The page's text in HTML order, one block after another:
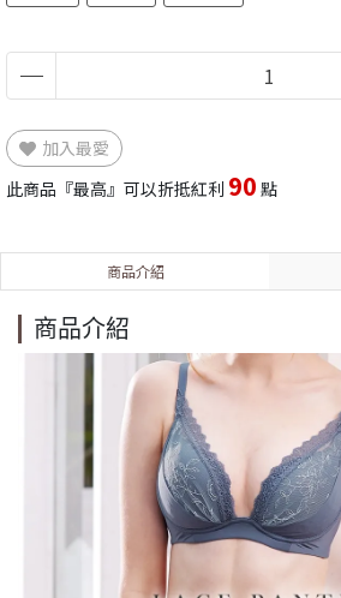
加入最愛
此商品『最高』可以折抵紅利 90 點
商品介紹
商品介紹